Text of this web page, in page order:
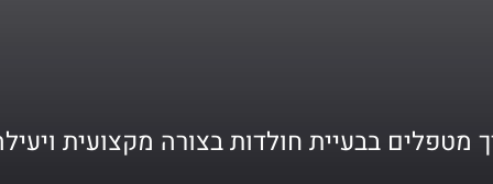
מטפלים בבעיית חולדות בצורה מקצועית